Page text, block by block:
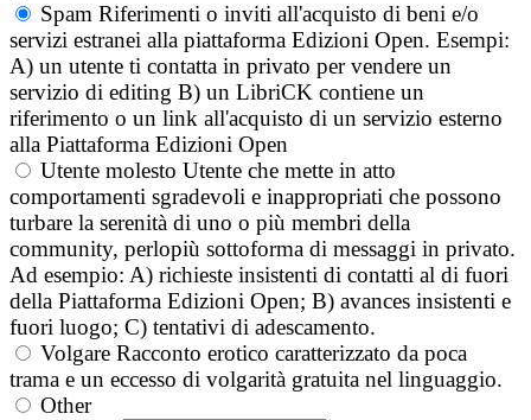
Spam Riferimenti o inviti all'acquisto di beni e/o
servizi estranei alla piattaforma Edizioni Open. Esempi:
A) un utente ti contatta in privato per vendere un
servizio di editing B) un LibriCK contiene un
riferimento o un link all'acquisto di un servizio esterno
alla Piattaforma Edizioni Open
Utente molesto Utente che mette in atto
comportamenti sgradevoli e inappropriati che possono
turbare la serenità di uno o più membri della
community, perlopiù sottoforma di messaggi in privato.
Ad esempio: A) richieste insistenti di contatti al di fuori
della Piattaforma Edizioni Open; B) avances insistenti e
fuori luogo; C) tentativi di adescamento.
Volgare Racconto erotico caratterizzato da poca
trama e un eccesso di volgarità gratuita nel linguaggio.
Other